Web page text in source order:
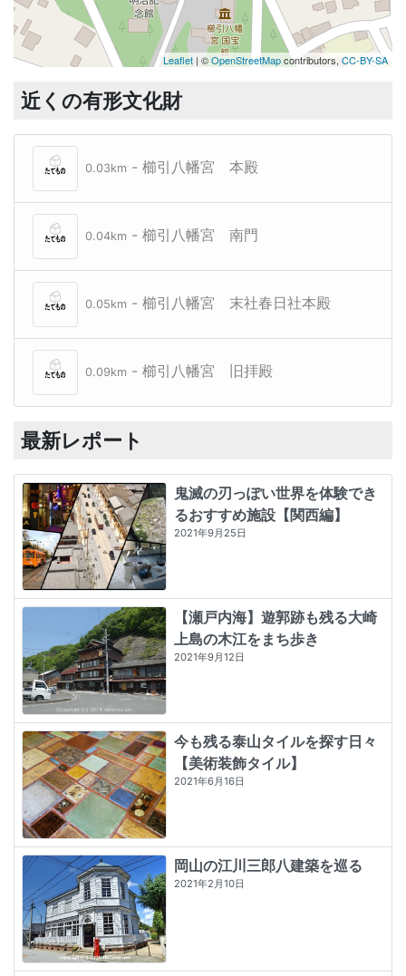
Leaflet | ©OpenStreetMapcontributors, CC-BY-SA
近くの有形文化財
0.03km - 櫛引八幡宮 本殿
0.04km - 櫛引八幡宮 南門
0.05km - 櫛引八幡宮 末社春日社本殿
0.09km - 櫛引八幡宮 旧拝殿
最新レポート
鬼滅の刃っぽい世界を体験でき
るおすすめ施設【関西編】
2021年9月25日
【瀬戸内海】遊郭跡も残る大崎
上島の木江をまち歩き
2021年9月12日
今も残る泰山タイルを探す日々
【美術装飾タイル】
2021年6月16日
岡山の江川三郎八建築を巡る
2021年2月10日